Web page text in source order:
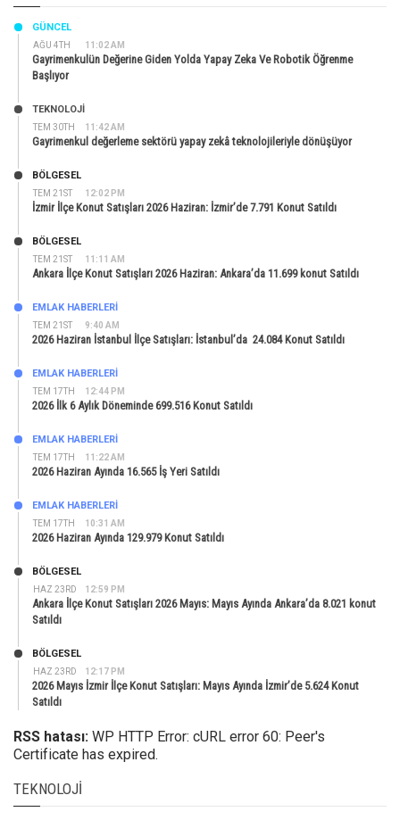
AĞU 4TH 11:02 AM
GÜNCEL
Gayrimenkulün Değerine Giden Yolda Yapay Zeka Ve Robotik Öğrenme
Başlıyor
TEM 30TH 11:42 AM
TEKNOLOJİ
Gayrimenkul değerleme sektörü yapay zekâ teknolojileriyle dönüşüyor
TEM 21ST 12:02 PM
BÖLGESEL
İzmir İlçe Konut Satışları 2026 Haziran: İzmir’de 7.791 Konut Satıldı
TEM 21ST 11:11 AM
BÖLGESEL
Ankara İlçe Konut Satışları 2026 Haziran: Ankara’da 11.699 konut Satıldı
TEM 21ST 9:40 AM
EMLAK HABERLERI
2026 Haziran İstanbul İlçe Satışları: İstanbul’da 24.084 Konut Satıldı
TEM 17TH 12:44 PM
EMLAK HABERLERI
2026 İlk 6 Aylık Döneminde 699.516 Konut Satıldı
TEM 17TH 11:22 AM
EMLAK HABERLERI
2026 Haziran Ayında 16.565 İş Yeri Satıldı
TEM 17TH 10:31 AM
EMLAK HABERLERI
2026 Haziran Ayında 129.979 Konut Satıldı
HAZ 23RD 12:59 PM
BÖLGESEL
Ankara İlçe Konut Satışları 2026 Mayıs: Mayıs Ayında Ankara’da 8.021 konut
Satıldı
HAZ 23RD 12:17 PM
BÖLGESEL
2026 Mayıs İzmir İlçe Konut Satışları: Mayıs Ayında İzmir’de 5.624 Konut
Satıldı
RSS hatası: WP HTTP Error: cURL error 60: Peer's
Certificate has expired.
TEKNOLOJI